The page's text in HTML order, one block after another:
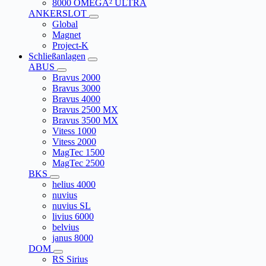
8000 OMEGA² ULTRA
ANKERSLOT
Global
Magnet
Project-K
Schließanlagen
ABUS
Bravus 2000
Bravus 3000
Bravus 4000
Bravus 2500 MX
Bravus 3500 MX
Vitess 1000
Vitess 2000
MagTec 1500
MagTec 2500
BKS
helius 4000
nuvius
nuvius SL
livius 6000
belvius
janus 8000
DOM
RS Sirius